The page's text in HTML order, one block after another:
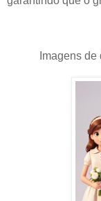
Imagens